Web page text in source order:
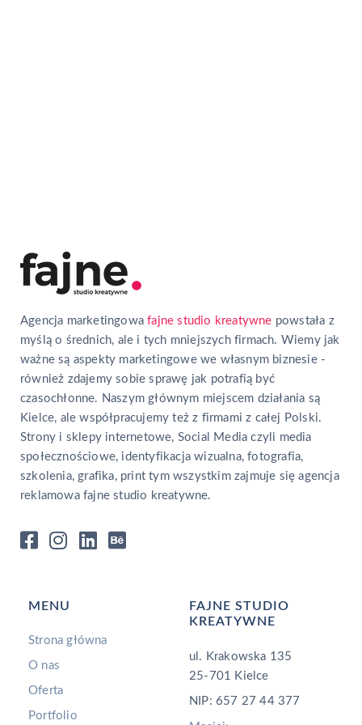
Agencja marketingowafajne studio kreatywne powstała z
myślą o średnich, ale i tych mniejszych firmach. Wiemy jak
ważne są aspekty marketingowe we własnym biznesie -
również zdajemy sobie sprawę jak potrafią być
czasochłonne. Naszym głównym miejscem działania są
Kielce, ale współpracujemy też z firmami z całej Polski.
Strony i sklepy internetowe, Social Media czyli media
społecznościowe, identyfikacja wizualna, fotografia,
szkolenia, grafika, print tym wszystkim zajmuje się agencja
reklamowa fajne studio kreatywne.
MENU
Strona główna
O nas
Oferta
Portfolio
FAJNE STUDIO
KREATYWNE
ul. Krakowska 135
25-701 Kielce
NIP: 657 27 44 377